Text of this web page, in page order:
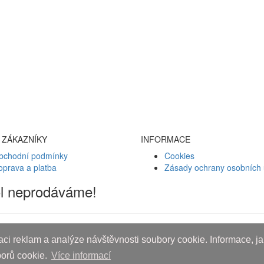
reklam a analýze návštěvnosti soubory cookie. Informace,
cookie. Více informací
podmínky
a platba
INFORMACE
Cookies
Zásady ochrany osobních
neprodáváme!